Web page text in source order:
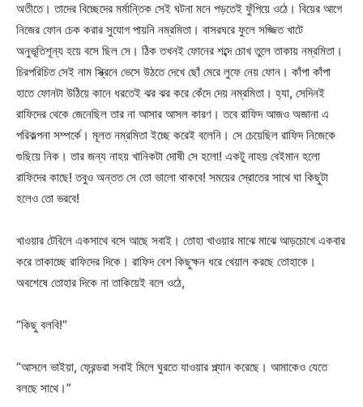
অতীতে। তাদের বিচ্ছেদের মর্মান্তিক সেই ঘটনা মনে পড়তেই ফুঁপিয়ে ওঠে। বিয়ের আগে
নিজের ফোন চেক করার সুযোগ পায়নি নম্রমিতা। বাসরঘরে ফুলে সজ্জিত খাটে
অনুভূতিশূন্য হয়ে বসে ছিল সে। ঠিক তখনই ফোনের শব্দে চোখ তুলে তাকায় নম্রমিতা।
চিরপরিচিত সেই নাম স্ক্রিনে ভেসে উঠতে দেখে ছোঁ মেরে লুফে নেয় ফোন। কাঁপা কাঁপা
হাতে ফোনটা উঠিয়ে কানে ধরতেই ঝর ঝর করে কেঁদে দেয় নম্রমিতা। হ্যা, সেদিনই
রাফিদের থেকে জেনেছিল তার না আসার আসল কারণ। তবে রাফিদ আজও অজানা এ
পরিকল্পনা সম্পর্কে। মূলত নম্রমিতা ইচ্ছে করেই বলেনি। সে চেয়েছিল রাফিদ নিজেকে
গুছিয়ে নিক। তার জন্য নাহয় খানিকটা দোষী সে হলো! একটু নাহয় বেইমান হলো
রাফিদের কাছে! তবুও অন্তত সে তো ভালো থাকবে! সময়ের স্রোতের সাথে ঘা কিছুটা
হলেও তো ভরবে!
খাওয়ার টেবিলে একসাথে বসে আছে সবাই। তোহা খাওয়ার মাঝে মাঝে আড়চোখে একবার
করে তাকাচ্ছে রাফিদের দিকে। রাফিদ বেশ কিছুক্ষন ধরে খেয়াল করছে তোহাকে।
অবশেষে তোহার দিকে না তাকিয়েই বলে ওঠে,
“কিছু বলবি!”
“আসলে ভাইয়া, ফ্রেন্ডরা সবাই মিলে ঘুরতে যাওয়ার প্ল্যান করেছে। আমাকেও যেতে
বলছে সাথে।”